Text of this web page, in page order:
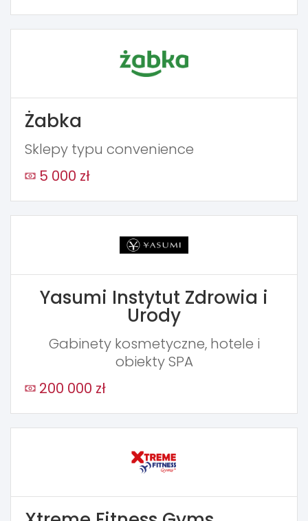
Żabka
Sklepy typu convenience
5 000 zł
Yasumi Instytut Zdrowia i
Urody
Gabinety kosmetyczne, hotele i
obiekty SPA
200 000 zł